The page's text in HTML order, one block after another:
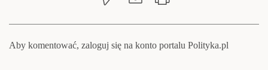
Aby komentować, zaloguj się na konto portalu Polityka.pl